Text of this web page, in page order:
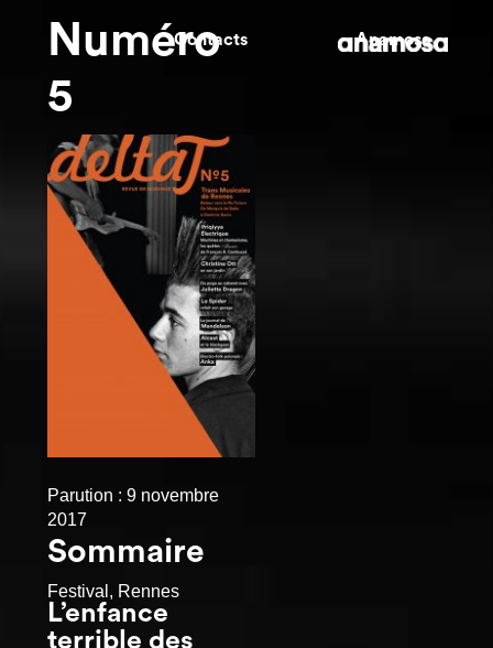
Contacts Anamosa
Numéro
5
Parution : 9 novembre
2017
Sommaire
Festival, Rennes
L’enfance
terrible des